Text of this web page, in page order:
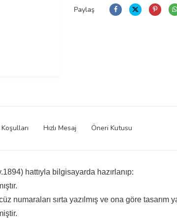
Paylaş
Hızlı Mesaj Öneri Kutusu
hattıyla bilgisayarda hazırlanıp:
sırta yazılmış ve ona göre tasarım